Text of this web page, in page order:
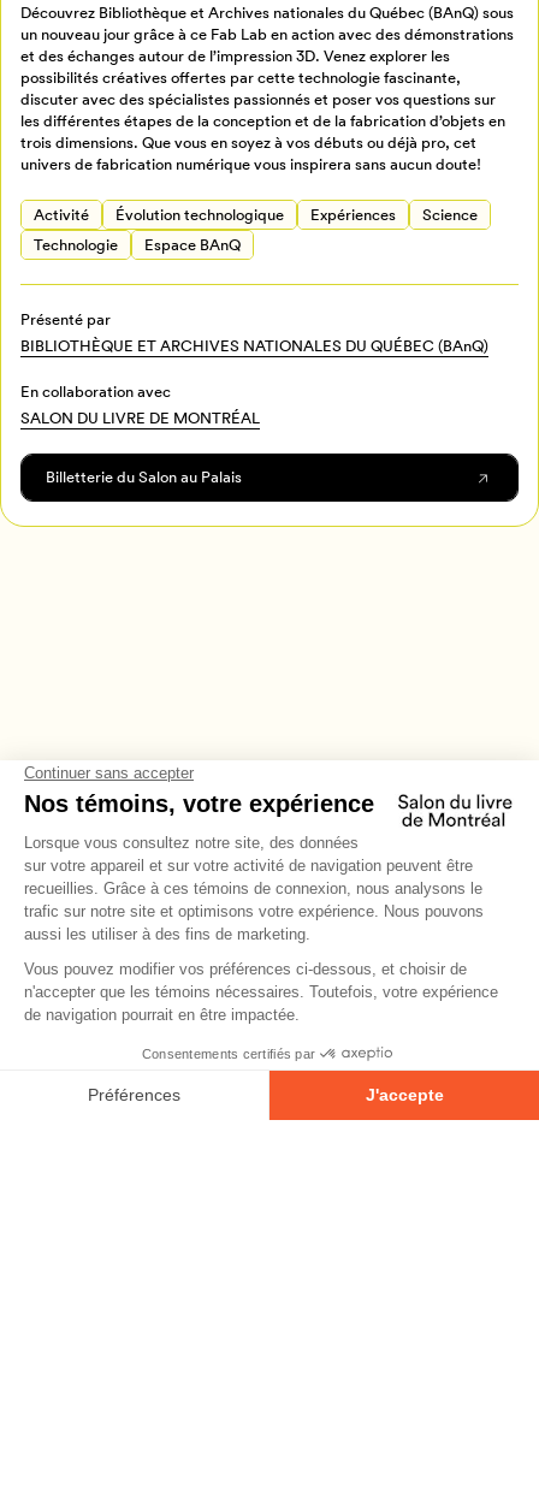
Billetterie
Retour à l’accueil
Découvrez Bibliothèque et Archives nationales du Québec (BAnQ) sous
un nouveau jour grâce à ce Fab Lab en action avec des démonstrations
et des échanges autour de l’impression 3D. Venez explorer les
possibilités créatives offertes par cette technologie fascinante,
discuter avec des spécialistes passionnés et poser vos questions sur
les différentes étapes de la conception et de la fabrication d’objets en
trois dimensions. Que vous en soyez à vos débuts ou déjà pro, cet
univers de fabrication numérique vous inspirera sans aucun doute!
Activité Évolution technologique Expériences
Science
Technologie
Espace BAnQ
Présenté par
BIBLIOTHÈQUE ET ARCHIVES NATIONALES DU QUÉBEC (BAnQ)
En collaboration avec
SALON DU LIVRE DE MONTRÉAL
Billetterie du Salon au Palais
Se connecter
Créer un profil
Annuler